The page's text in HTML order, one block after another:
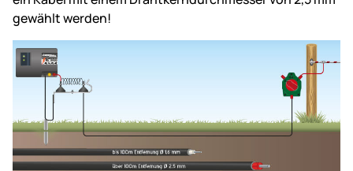
gewählt werden!